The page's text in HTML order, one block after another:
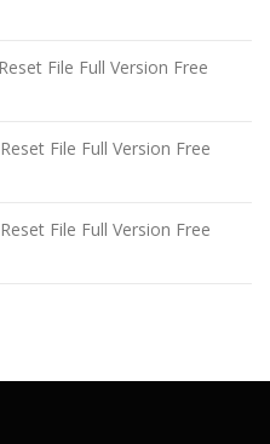
File Full Version Free
File Full Version Free
File Full Version Free